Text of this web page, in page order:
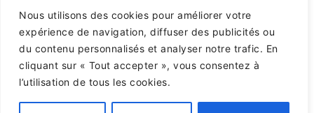
Nous utilisons des cookies pour améliorer votre
expérience de navigation, diffuser des publicités ou
du contenu personnalisés et analyser notre trafic. En
cliquant sur « Tout accepter », vous consentez à
l’utilisation de tous les cookies.
Réunion !
Find it online:
https://unreunionnaisencuisine.com/recette/zembr
ocal-pomme-de-terre/